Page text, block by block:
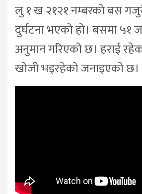
लु १ ख २१२१ नम्बरको बस
दुर्घटना भएको हो। बसमा ५१
अनुमान गरिएको छ। हराई
खोजी भइरहेको जनाइएको छ।